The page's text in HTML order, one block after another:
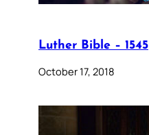
Luther Bible – 1545
October 17, 2018